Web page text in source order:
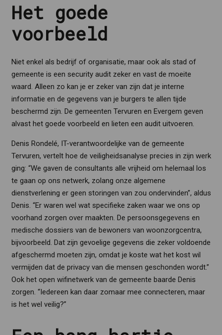
Het goede
voorbeeld
Niet enkel als bedrijf of organisatie, maar ook als stad of
gemeente is een security audit zeker en vast de moeite
waard. Alleen zo kan je er zeker van zijn dat je interne
informatie en de gegevens van je burgers te allen tijde
beschermd zijn. De gemeenten Tervuren en Evergem geven
alvast het goede voorbeeld en lieten een audit uitvoeren.
Denis Rondelé, IT-verantwoordelijke van de gemeente
Tervuren, vertelt hoe de veiligheidsanalyse precies in zijn werk
ging: “We gaven de consultants alle vrijheid om helemaal los
te gaan op ons netwerk, zolang onze algemene
dienstverlening er geen storingen van zou ondervinden”, aldus
Denis. “Er waren wel wat specifieke zaken waar we ons op
voorhand zorgen over maakten. De persoonsgegevens en
medische dossiers van de bewoners van woonzorgcentra,
bijvoorbeeld. Dat zijn gevoelige gegevens die zeker voldoende
afgeschermd moeten zijn, omdat je koste wat het kost wil
vermijden dat de privacy van die mensen geschonden wordt.”
Ook het open wifinetwerk van de gemeente baarde Denis
zorgen. “Iedereen kan daar zomaar mee connecteren, maar
is het wel veilig?”